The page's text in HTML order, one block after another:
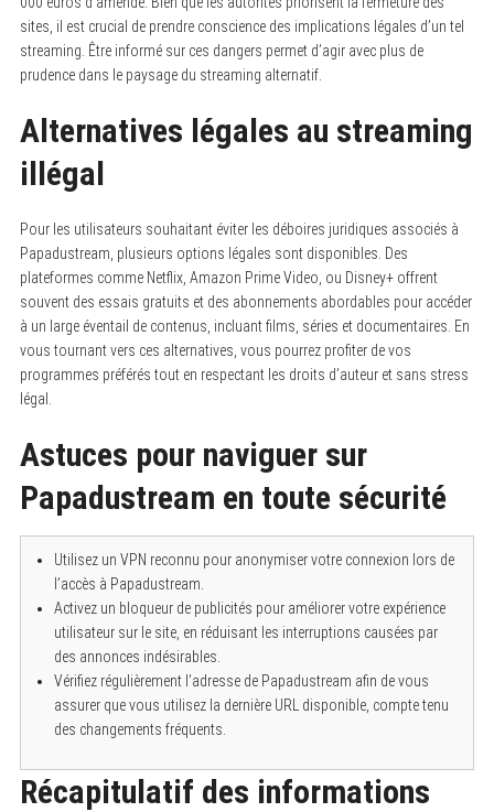
sites, il est crucial de prendre conscience des implications légales d’un tel
streaming. Être informé sur ces dangers permet d’agir avec plus de
prudence dans le paysage du streaming alternatif.
Alternatives légales au streaming
illégal
Pour les utilisateurs souhaitant éviter les déboires juridiques associés à
Papadustream, plusieurs options légales sont disponibles. Des
plateformes comme Netflix, Amazon Prime Video, ou Disney+ offrent
souvent des essais gratuits et des abonnements abordables pour accéder
à un large éventail de contenus, incluant films, séries et documentaires. En
vous tournant vers ces alternatives, vous pourrez profiter de vos
programmes préférés tout en respectant les droits d’auteur et sans stress
légal.
Astuces pour naviguer sur
Papadustream en toute sécurité
Utilisez un VPN reconnu pour anonymiser votre connexion lors de
l’accès à Papadustream.
Activez un bloqueur de publicités pour améliorer votre expérience
utilisateur sur le site, en réduisant les interruptions causées par
des annonces indésirables.
Vérifiez régulièrement l’adresse de Papadustream afin de vous
assurer que vous utilisez la dernière URL disponible, compte tenu
des changements fréquents.
Récapitulatif des informations